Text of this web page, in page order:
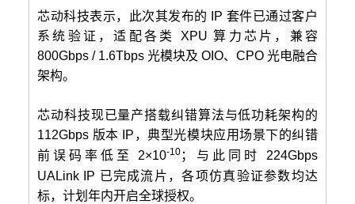
芯动科技表示，此次其发布的 IP 套件已通过客户
系统验证，适配各类 XPU 算力芯片，兼容
800Gbps / 1.6Tbps 光模块及 OIO、CPO 光电融合
架构。
芯动科技现已量产搭载纠错算法与低功耗架构的
112Gbps 版本 IP，典型光模块应用场景下的纠错
前误码率低至 2×10-10 ；与此同时 224Gbps
UALink IP 已完成流片，各项仿真验证参数均达
标，计划年内开启全球授权。